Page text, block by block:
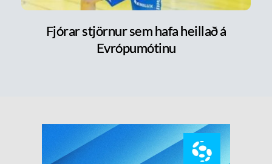
Fjórar stjörnur sem hafa heillað á
Evrópumótinu